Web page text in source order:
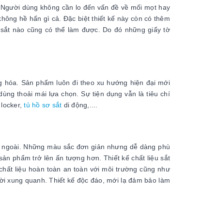
dùng không cần lo đến vấn đề về mối mọt hay
hề hấn gì cả. Đặc biệt thiết kế này còn có thêm
nào cũng có thể làm được. Do đó những giấy tờ
Sản phẩm luôn đi theo xu hướng hiện đại mới
thoải mái lựa chọn. Sự tiện dụng vẫn là tiêu chí
locker,tủ hồ sơ sắt di động,....
Những màu sắc đơn giản nhưng dễ dàng phù
phẩm trở lên ấn tượng hơn. Thiết kế chất liệu sắt
liệu hoàn toàn an toàn với môi trường cũng như
xung quanh. Thiết kế độc đáo, mới lạ đảm bảo làm